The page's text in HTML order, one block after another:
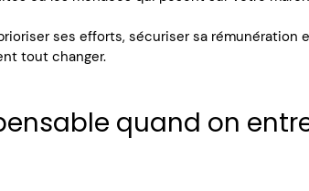
ses efforts, sécuriser sa rémunération
tout changer.
quand on